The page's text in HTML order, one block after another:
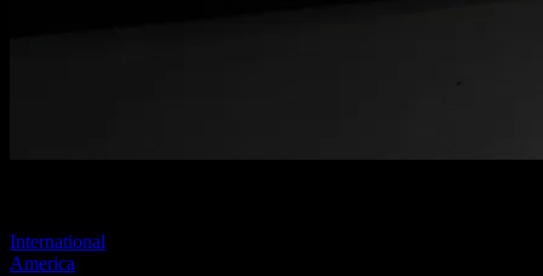
International
America